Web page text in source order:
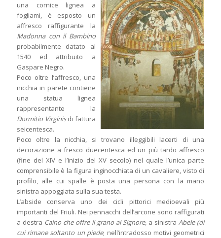
una cornice lignea a
fogliami, è esposto un
affresco raffigurante la
Madonna con il Bambino
probabilmente datato al
1540 ed attribuito a
Gaspare Negro.
Poco oltre l’affresco, una
nicchia in parete contiene
una statua lignea
rappresentante la
Dormitio Virginisdi fattura
seicentesca.
Poco oltre la nicchia, si trovano illeggibili lacerti di una
decorazione a fresco duecentesca ed un più tardo affresco
(fine del XIV e l’inizio del XV secolo) nel quale l’unica parte
comprensibile è la figura inginocchiata di un cavaliere, visto di
profilo, alle cui spalle è posta una persona con la mano
sinistra appoggiata sulla sua testa.
L’abside conserva uno dei cicli pittorici medioevali più
importanti del Friuli. Nei pennacchi dell’arcone sono raffigurati
a destra Caino che offre il grano al Signore, a sinistraAbele (di
cui rimane soltanto un piede; nell’intradosso motivi geometrici